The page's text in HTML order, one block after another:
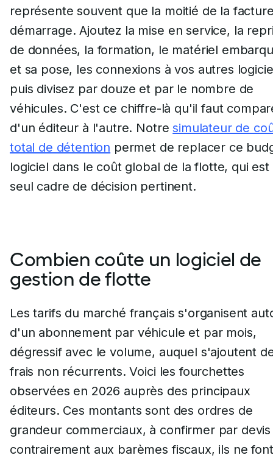
représente souvent que la moitié de la
démarrage. Ajoutez la mise en service, la
de données, la formation, le matériel
et sa pose, les connexions à vos autres
puis divisez par douze et par le nombre de
véhicules. C'est ce chiffre-là qu'il faut
d'un éditeur à l'autre. Notresimulateur de
total de détention permet de replacer ce
logiciel dans le coût global de la flotte, qui est
seul cadre de décision pertinent.
Combien coûte un logiciel de
gestion de flotte
Les tarifs du marché français s'organisent
d'un abonnement par véhicule et par mois,
dégressif avec le volume, auquel s'ajoutent
frais non récurrents. Voici les fourchettes
observées en 2026 auprès des principaux
éditeurs. Ces montants sont des ordres de
grandeur commerciaux, à confirmer par
contrairement aux barèmes fiscaux, ils ne font